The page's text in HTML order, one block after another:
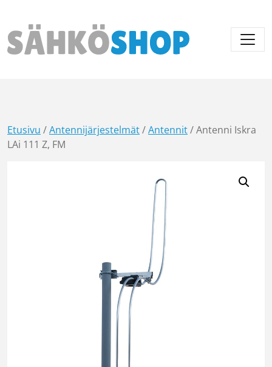
Päävalikko
Etusivu /Antennijärjestelmät/Antennit/ Antenni Iskra
LAi 111 Z, FM